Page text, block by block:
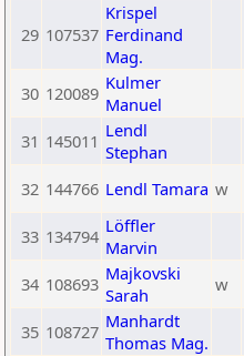
29 107537
Krispel
Ferdinand
Mag.
30 120089 Kulmer
Manuel
31 145011 Lendl
Stephan
32 144766 Lendl Tamara w
33 134794 Löffler
Marvin
34 108693 Majkovski
Sarah
w
35 108727 Manhardt
Thomas Mag.